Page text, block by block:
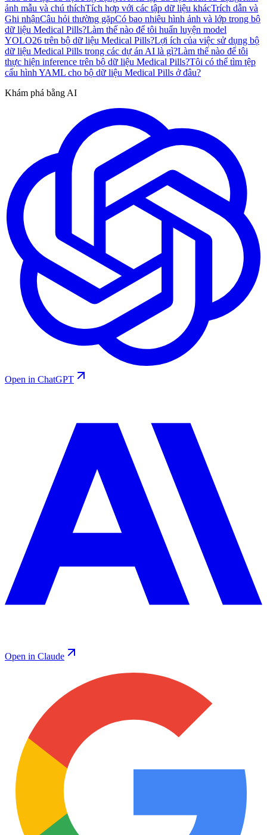
ảnh mẫu và chú thíchTích hợp với các tập dữ liệu khácTrích dẫn và
Ghi nhậnCâu hỏi thường gặpCó bao nhiêu hình ảnh và lớp trong bộ
dữ liệu Medical Pills?Làm thế nào để tôi huấn luyện model
YOLO26 trên bộ dữ liệu Medical Pills?Lợi ích của việc sử dụng bộ
dữ liệu Medical Pills trong các dự án AI là gì?Làm thế nào để tôi
thực hiện inference trên bộ dữ liệu Medical Pills?Tôi có thể tìm tệp
cấu hình YAML cho bộ dữ liệu Medical Pills ở đâu?
Khám phá bằng AI
Open in ChatGPT
Open in Claude